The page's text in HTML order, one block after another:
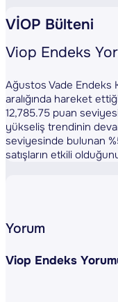
VİOP Bülteni
Viop Endeks
Ağustos Vade Endeks
aralığında hareket
12,785.75 puan
yükseliş trendinin
seviyesinde bulunan
satışların etkili
Yorum
Viop Endeks